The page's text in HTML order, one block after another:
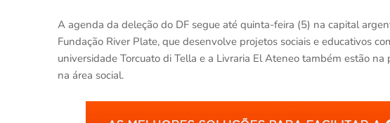
A agenda da deleção do DF segue até quinta-feira (5) na capital
Fundação River Plate, que desenvolve projetos sociais e educativos
universidade Torcuato di Tella e a Livraria El Ateneo também estão
na área social.